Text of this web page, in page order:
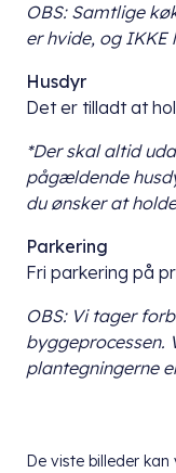
OBS: Samtlige
er hvide, og
Husdyr
Det er tilladt at
*Der skal altid
pågældende
du ønsker at
Parkering
Fri parkering på
OBS: Vi tager
byggeprocessen.
plantegningerne
De viste billeder